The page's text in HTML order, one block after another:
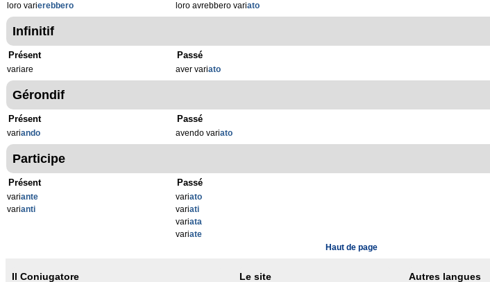
loro varierebbero
loro avrebbero variato
Infinitif
Présent
variare
Passé
aver variato
Gérondif
Présent
variando
Passé
avendo variato
Participe
Présent
variante
varianti
Passé
variato
variati
variata
variate
Haut de page
Il Coniugatore Le site Autres langues